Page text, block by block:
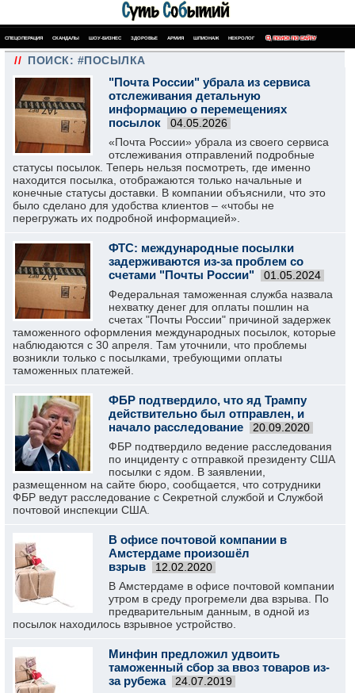
СПЕЦОПЕРАЦИЯ СКАНДАЛЫ ШОУ-БИЗНЕС ЗДОРОВЬЕ АРМИЯ ШПИОНАЖ НЕКРОЛОГ ПОИСК ПО САЙТУ
// ПОИСК: #ПОСЫЛКА
"Почта России" убрала из сервиса
отслеживания детальную
информацию о перемещениях
посылок
04.05.2026
«Почта России» убрала из своего сервиса
отслеживания отправлений подробные
статусы посылок. Теперь нельзя посмотреть, где именно
находится посылка, отображаются только начальные и
конечные статусы доставки. В компании объяснили, что это
было сделано для удобства клиентов – «чтобы не
перегружать их подробной информацией».
ФТС: международные посылки
задерживаются из-за проблем со
счетами "Почты России"
01.05.2024
Федеральная таможенная служба назвала
нехватку денег для оплаты пошлин на
счетах "Почты России" причиной задержек
таможенного оформления международных посылок, которые
наблюдаются с 30 апреля. Там уточнили, что проблемы
возникли только с посылками, требующими оплаты
таможенных платежей.
ФБР подтвердило, что яд Трампу
действительно был отправлен, и
начало расследование
20.09.2020
ФБР подтвердило ведение расследования
по инциденту с отправкой президенту США
посылки с ядом. В заявлении,
размещенном на сайте бюро, сообщается, что сотрудники
ФБР ведут расследование с Секретной службой и Службой
почтовой инспекции США.
В офисе почтовой компании в
Амстердаме произошёл
взрыв
12.02.2020
В Амстердаме в офисе почтовой компании
утром в среду прогремели два взрыва. По
предварительным данным, в одной из
посылок находилось взрывное устройство.
Минфин предложил удвоить
таможенный сбор за ввоз товаров из-
за рубежа
24.07.2019